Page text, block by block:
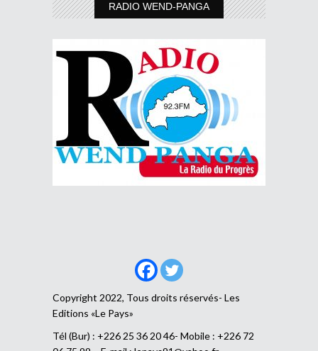
RADIO WEND-PANGA
Copyright 2022, Tous droits réservés- Les
Editions «Le Pays»
Tél (Bur) : +226 25 36 20 46- Mobile : +226 72